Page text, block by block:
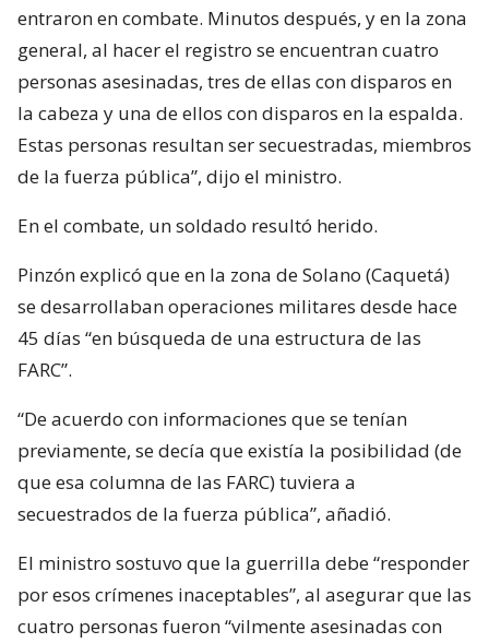
entraron en combate. Minutos después, y en la zona
general, al hacer el registro se encuentran cuatro
personas asesinadas, tres de ellas con disparos en
la cabeza y una de ellos con disparos en la espalda.
Estas personas resultan ser secuestradas, miembros
de la fuerza pública”, dijo el ministro.
En el combate, un soldado resultó herido.
Pinzón explicó que en la zona de Solano (Caquetá)
se desarrollaban operaciones militares desde hace
45 días “en búsqueda de una estructura de las
FARC”.
“De acuerdo con informaciones que se tenían
previamente, se decía que existía la posibilidad (de
que esa columna de las FARC) tuviera a
secuestrados de la fuerza pública”, añadió.
El ministro sostuvo que la guerrilla debe “responder
por esos crímenes inaceptables”, al asegurar que las
cuatro personas fueron “vilmente asesinadas con